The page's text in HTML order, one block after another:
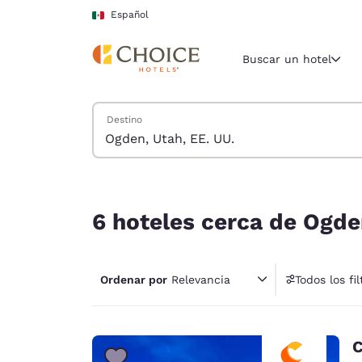
Pasar A Contenido Principal
Español
Región y
México
América
English
Buscar un hotel
Buscar hoteles
Destino
6 hoteles cerca de
Ordenar por Relevancia Todos los